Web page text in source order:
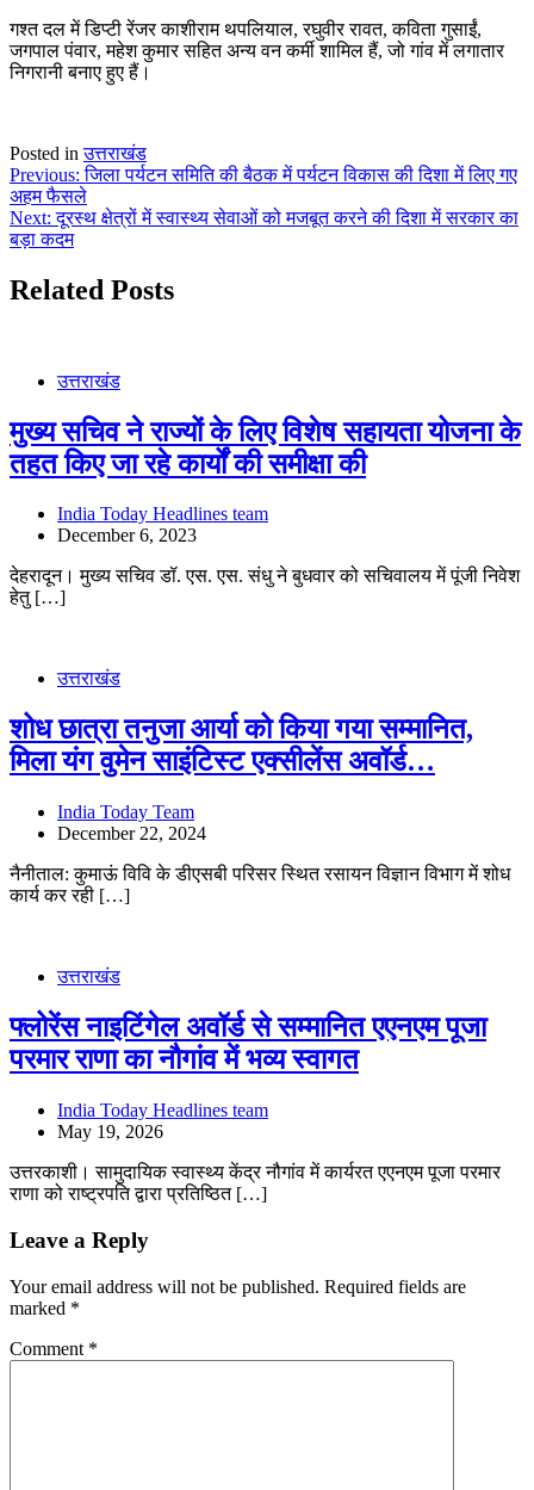
गश्त दल में डिप्टी रेंजर काशीराम थपलियाल, रघुवीर रावत, कविता गुसाईं,
जगपाल पंवार, महेश कुमार सहित अन्य वन कर्मी शामिल हैं, जो गांव में लगातार
निगरानी बनाए हुए हैं।
Posted inउत्तराखंड
Post
navigation
Previous: जिला पर्यटन समिति की बैठक में पर्यटन विकास की दिशा में लिए गए
अहम फैसले
Next: दूरस्थ क्षेत्रों में स्वास्थ्य सेवाओं को मजबूत करने की दिशा में सरकार का
बड़ा कदम
Related Posts
उत्तराखंड
मुख्य सचिव ने राज्यों के लिए विशेष सहायता योजना के
तहत किए जा रहे कार्यों की समीक्षा की
India Today Headlines team
December 6, 2023
देहरादून। मुख्य सचिव डॉ. एस. एस. संधु ने बुधवार को सचिवालय में पूंजी निवेश
हेतु […]
उत्तराखंड
शोध छात्रा तनुजा आर्या को किया गया सम्मानित,
मिला यंग वुमेन साइंटिस्ट एक्सीलेंस अवॉर्ड…
India Today Team
December 22, 2024
नैनीताल: कुमाऊं विवि के डीएसबी परिसर स्थित रसायन विज्ञान विभाग में शोध
कार्य कर रही […]
उत्तराखंड
फ्लोरेंस नाइटिंगेल अवॉर्ड से सम्मानित एएनएम पूजा
परमार राणा का नौगांव में भव्य स्वागत
India Today Headlines team
May 19, 2026
उत्तरकाशी। सामुदायिक स्वास्थ्य केंद्र नौगांव में कार्यरत एएनएम पूजा परमार
राणा को राष्ट्रपति द्वारा प्रतिष्ठित […]
Leave a Reply
Your email address will not be published. Required fields are
marked *
Comment *